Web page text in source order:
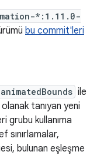
*:1.11.0-
bu commit'leri
ile
tanıyan yeni
grubu kullanıma
sınırlamalar,
bulunan eşleşme